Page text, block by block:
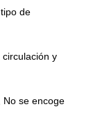
de
y
No se encoge